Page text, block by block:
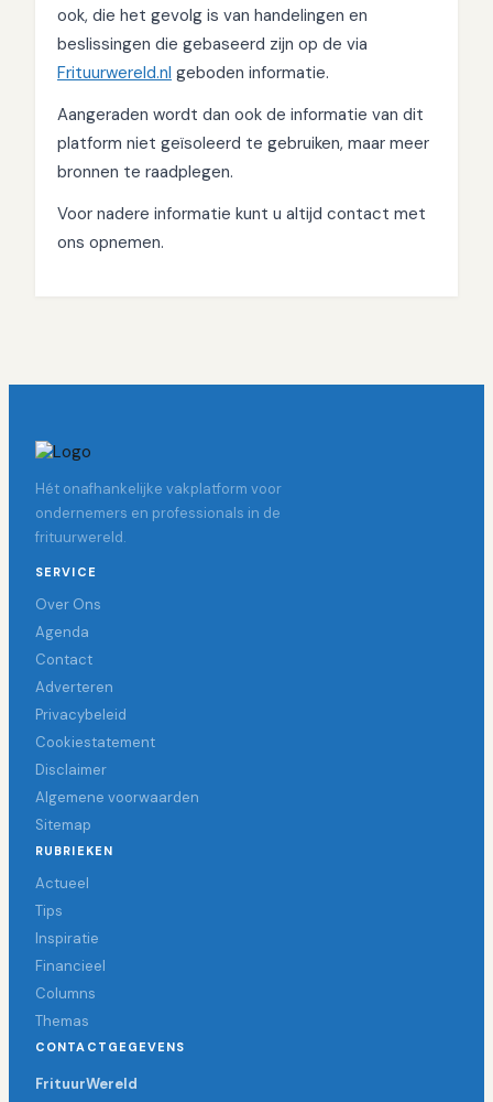
ook, die het gevolg is van handelingen en
beslissingen die gebaseerd zijn op de via
Frituurwereld.nl geboden informatie.
Aangeraden wordt dan ook de informatie van dit
platform niet geïsoleerd te gebruiken, maar meer
bronnen te raadplegen.
Voor nadere informatie kunt u altijd contact met
ons opnemen.
Hét onafhankelijke vakplatform voor
ondernemers en professionals in de
frituurwereld.
SERVICE
Over Ons
Agenda
Contact
Adverteren
Privacybeleid
Cookiestatement
Disclaimer
Algemene voorwaarden
Sitemap
RUBRIEKEN
Actueel
Tips
Inspiratie
Financieel
Columns
Themas
CONTACTGEGEVENS
FrituurWereld